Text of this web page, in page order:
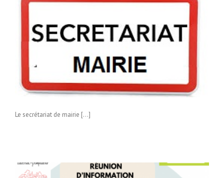
Le secrétariat de mairie […]